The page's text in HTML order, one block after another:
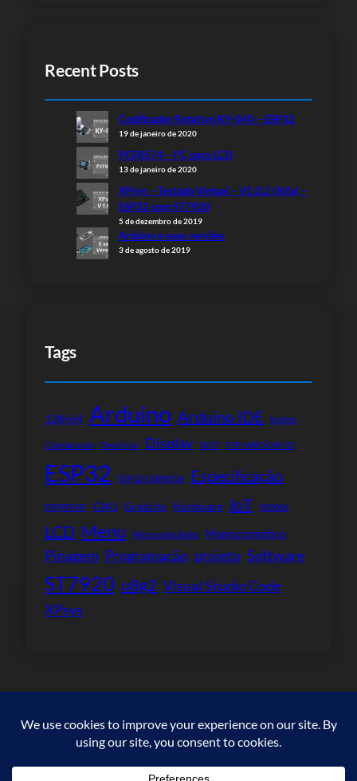
Recent Posts
Codificador Rotativo KY-040 – ESP32
19 de janeiro de 2020
PCF8574 – I²C para LCD
13 de janeiro de 2020
XPsys – Teclado Virtual – V1.0.2 (Alfa) –
ESP32 com ST7920
5 de dezembro de 2019
Arduino e suas versões
3 de agosto de 2019
Tags
128×64 Arduino Arduino IDE botões
Comparação Descrição Display DOIT ESP-WROOM-32
ESP32 ESP32-D0WDQ6 Especificação
ESPRESSIF GNU Gratuito Hardware IoT KS0066
LCD Menu Microcontrolador Monocromático
Pinagem Programação projeto Software
ST7920 u8g2 Visual Studio Code
XPsys
Copyright © 2023. All rights reserved.